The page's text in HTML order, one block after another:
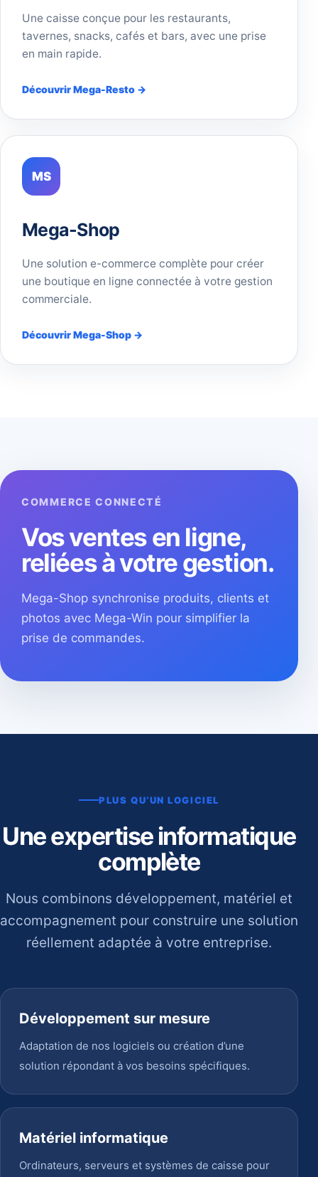
Une caisse conçue pour les restaurants,
tavernes, snacks, cafés et bars, avec une prise
en main rapide.
Découvrir Mega-Resto →
MS
Mega-Shop
Une solution e-commerce complète pour créer
une boutique en ligne connectée à votre gestion
commerciale.
Découvrir Mega-Shop →
COMMERCE CONNECTÉ
Vos ventes en ligne,
reliées à votre gestion.
Mega-Shop synchronise produits, clients et
photos avec Mega-Win pour simplifier la
prise de commandes.
PLUS QU’UN LOGICIEL
Une expertise informatique
complète
Nous combinons développement, matériel et
accompagnement pour construire une solution
réellement adaptée à votre entreprise.
Développement sur mesure
Adaptation de nos logiciels ou création d’une
solution répondant à vos besoins spécifiques.
Matériel informatique
Ordinateurs, serveurs et systèmes de caisse pour